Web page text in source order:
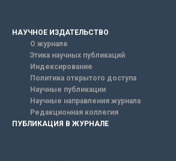
НАУЧНОЕ ИЗДАТЕЛЬСТВО
О журнале
Этика научных публикаций
Индексирование
Политика открытого доступа
Научные публикации
Научные направления журнала
Редакционная коллегия
ПУБЛИКАЦИЯ В ЖУРНАЛЕ